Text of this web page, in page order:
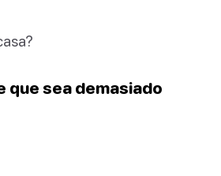
que sea demasiado